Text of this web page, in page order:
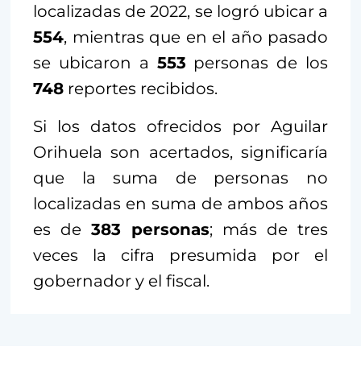
localizadas de 2022, se logró ubicar a
554, mientras que en el año pasado
se ubicaron a 553 personas de los
748 reportes recibidos.
Si los datos ofrecidos por Aguilar
Orihuela son acertados, significaría
que la suma de personas no
localizadas en suma de ambos años
es de 383 personas; más de tres
veces la cifra presumida por el
gobernador y el fiscal.